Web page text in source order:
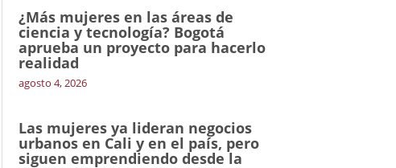
¿Más mujeres en las áreas de
ciencia y tecnología? Bogotá
aprueba un proyecto para hacerlo
realidad
agosto 4, 2026
Las mujeres ya lideran negocios
urbanos en Cali y en el país, pero
siguen emprendiendo desde la